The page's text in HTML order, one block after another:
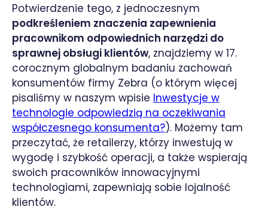
Potwierdzenie tego, z jednoczesnym
podkreśleniem znaczenia zapewnienia
pracownikom odpowiednich narzędzi do
sprawnej obsługi klientów, znajdziemy w 17.
corocznym globalnym badaniu zachowań
konsumentów firmy Zebra (o którym więcej
pisaliśmy w naszym wpisie Inwestycje w
technologie odpowiedzią na oczekiwania
współczesnego konsumenta?). Możemy tam
przeczytać, że retailerzy, którzy inwestują w
wygodę i szybkość operacji, a także wspierają
swoich pracowników innowacyjnymi
technologiami, zapewniają sobie lojalność
klientów.